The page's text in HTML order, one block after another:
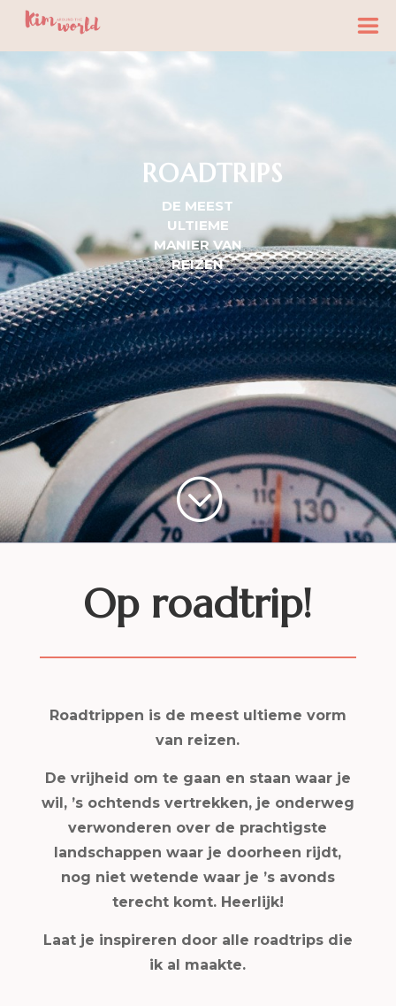
ROADTRIPS
DE MEEST
ULTIEME
MANIER VAN
REIZEN
;
Op roadtrip!
Roadtrippen is de meest ultieme vorm
van reizen.
De vrijheid om te gaan en staan waar je
wil, ’s ochtends vertrekken, je onderweg
verwonderen over de prachtigste
landschappen waar je doorheen rijdt,
nog niet wetende waar je ’s avonds
terecht komt. Heerlijk!
Laat je inspireren door alle roadtrips die
ik al maakte.